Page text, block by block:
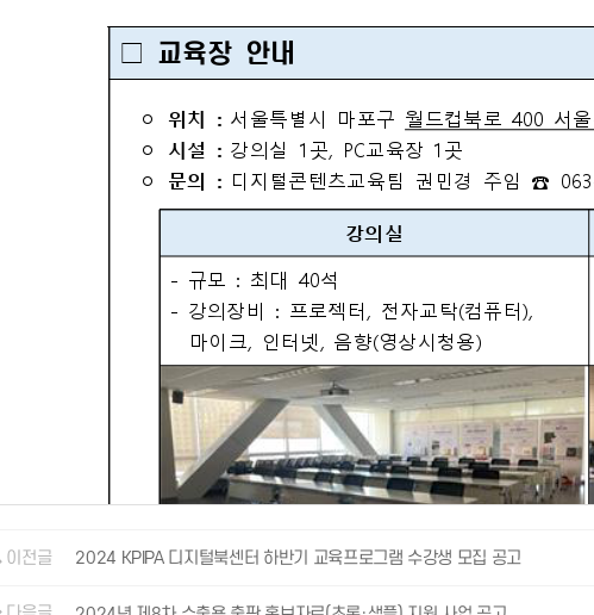
이전글 2024 KPIPA 디지털북센터 하반기 교육프로그램 수강생 모집 공고